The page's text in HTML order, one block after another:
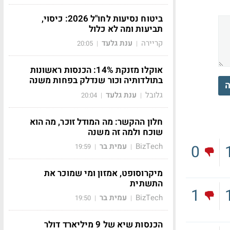
1
0
1
1
ביטוח נסיעות לחו"ל 2026: כיסוי,
תביעות ומה לא כלול
קריירה | ענת גלעד |
20:05
אוקלו מזנקת 14%: הכנסות ראשונות
בתולדותיה וכור שנדלק בפחות משנה
גלובל | ענת גלעד |
20:04
חלון ההקשר: מה המודל זוכר, מה הוא
שוכח ולמה זה משנה
BizTech
| עמית בר |
19:59
מיקרוסופט, אמזון ומי שמוכר את
התשתית
BizTech
| עמית בר |
19:50
הכנסות שיא של 9 מיליארד דולר